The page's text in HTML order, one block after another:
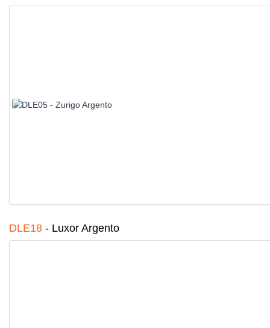
DLE18 - Luxor Argento